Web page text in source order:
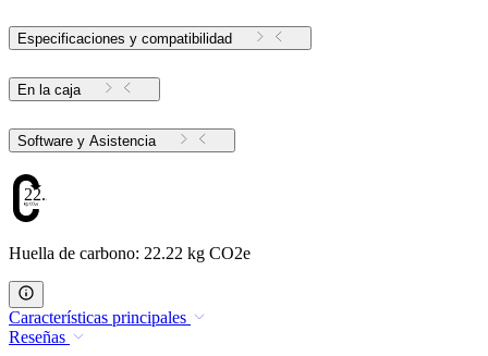
Especificaciones y compatibilidad
En la caja
Software y Asistencia
22.22
Huella de carbono: 22.22 kg CO2e
Características principales
Reseñas